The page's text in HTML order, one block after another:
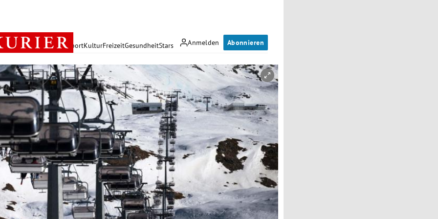
Anmelden Abonnieren
PolitikWirtschaft SportKulturFreizeitGesundheitStars